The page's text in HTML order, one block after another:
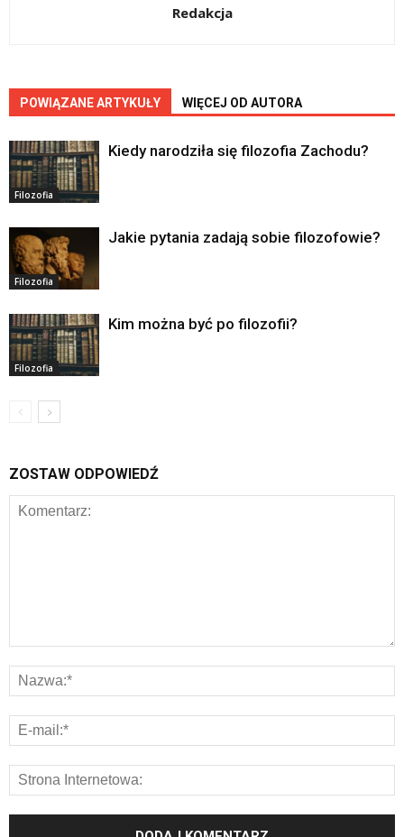
Redakcja
POWIĄZANE ARTYKUŁY WIĘCEJ OD AUTORA
Filozofia
Kiedy narodziła się filozofia Zachodu?
Filozofia
Jakie pytania zadają sobie filozofowie?
Filozofia
Kim można być po filozofii?
ZOSTAW ODPOWIEDŹ